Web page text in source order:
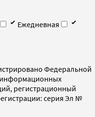
Ежедневная
Федеральной
информационных
регистрационный
серия Эл №